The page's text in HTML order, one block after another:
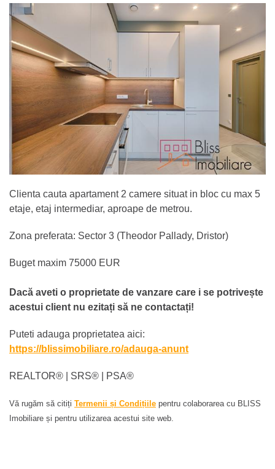
Clienta cauta apartament 2 camere situat in bloc cu max 5
etaje, etaj intermediar, aproape de metrou.
Zona preferata: Sector 3 (Theodor Pallady, Dristor)
Buget maxim 75000 EUR
Dacă aveti o proprietate de vanzare care i se potrivește
acestui client nu ezitați să ne contactați!
Puteti adauga proprietatea aici:
https://blissimobiliare.ro/adauga-anunt
REALTOR®️ | SRS®️ | PSA®️
Vă rugăm să citiți Termenii și Condițiile pentru colaborarea cu BLISS
Imobiliare și pentru utilizarea acestui site web.